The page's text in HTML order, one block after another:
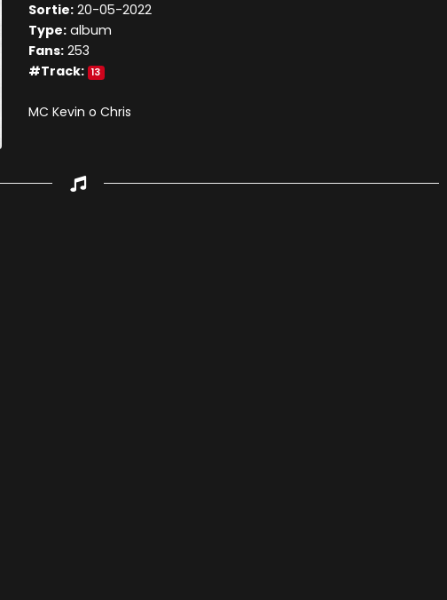
Sortie: 20-05-2022
Type: album
Fans: 253
#Track: 13
MC Kevin o Chris